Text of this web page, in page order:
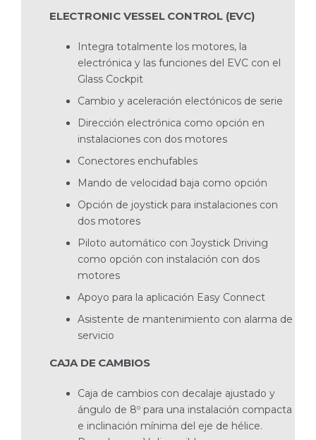
ELECTRONIC VESSEL CONTROL (EVC)
Integra totalmente los motores, la
electrónica y las funciones del EVC con el
Glass Cockpit
Cambio y aceleración electónicos de serie
Dirección electrónica como opción en
instalaciones con dos motores
Conectores enchufables
Mando de velocidad baja como opción
Opción de joystick para instalaciones con
dos motores
Piloto automático con Joystick Driving
como opción con instalación con dos
motores
Apoyo para la aplicación Easy Connect
Asistente de mantenimiento con alarma de
servicio
CAJA DE CAMBIOS
Caja de cambios con decalaje ajustado y
ángulo de 8º para una instalación compacta
e inclinación mínima del eje de hélice.